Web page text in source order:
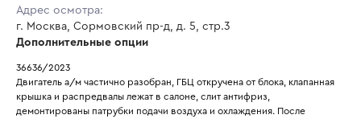
Адрес осмотра:
г. Москва, Сормовский пр-д, д. 5, стр.3
Дополнительные опции
36636/2023
Двигатель а/м частично разобран, ГБЦ откручена от блока, клапанная
крышка и распредвалы лежат в салоне, слит антифриз,
демонтированы патрубки подачи воздуха и охлаждения. После